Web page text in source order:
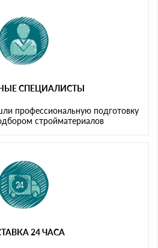
СПЕЦИАЛИСТЫ
профессиональную подготовку
стройматериалов
24 ЧАСА